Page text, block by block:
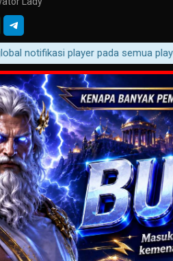
player pada semua player,